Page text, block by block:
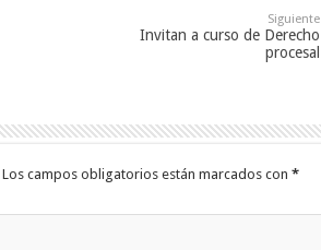
Siguiente
Invitan a curso de Derecho
procesal
Los campos obligatorios están marcados con *